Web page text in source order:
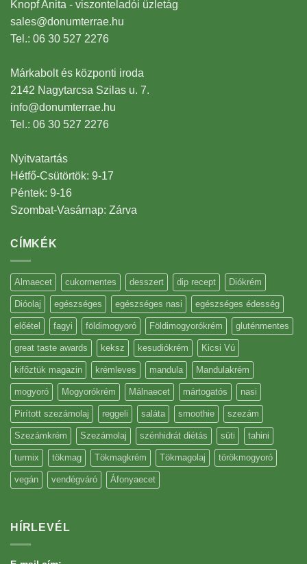
Knopf Anita - viszonteladói üzletág
sales@donumterrae.hu
Tel.: 06 30 527 2276
Márkabolt és központi iroda
2142 Nagytarcsa Szilas u. 7.
info@donumterrae.hu
Tel.: 06 30 527 2276
Nyitvatartás
Hétfő-Csütörtök: 9-17
Péntek: 9-16
Szombat-Vasárnap: Zárva
CÍMKÉK
Almaecet cukormentes desszert dip recept Diókrém
Dióolaj egészséges egészséges nasi egészséges édesség
előétel fagyi földimogyoró Földimogyorókrém gluténmentes
great taste awards keksz kesudiókrém Kicsi Vú
kifőztük magazin krémleves mandula Mandulakrém
mogyoró Mogyorókrém Málnaecet mártogatós nasi
Pirított szezámolaj reggeli saláta smoothie szezám
Szezámkrém Szezámolaj szénhidrát diétás süti tahini
turmix tökmag Tökmagkrém Tökmagolaj törökmogyoró
vegán vendégváró Áfonyaecet
HÍRLEVÉL